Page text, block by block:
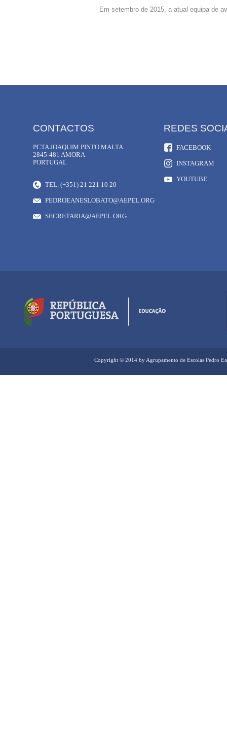
Em setembro de 2015, a atual equipa de
TEL. (+351) 21 221 10 20
PEDROEANESLOBATO@AEPEL.ORG
SECRETARIA@AEPEL.ORG
FACEBOOK
INSTAGRAM
YOUTUBE
CONTACTOS
PCTA JOAQUIM PINTO MALTA
2845-481 AMORA
PORTUGAL
REDES
Copyright © 2014 by Agrupamento de Escolas Pedro